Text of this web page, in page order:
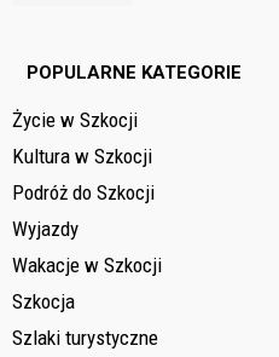
POPULARNE KATEGORIE
Życie w Szkocji
Kultura w Szkocji
Podróż do Szkocji
Wyjazdy
Wakacje w Szkocji
Szkocja
Szlaki turystyczne